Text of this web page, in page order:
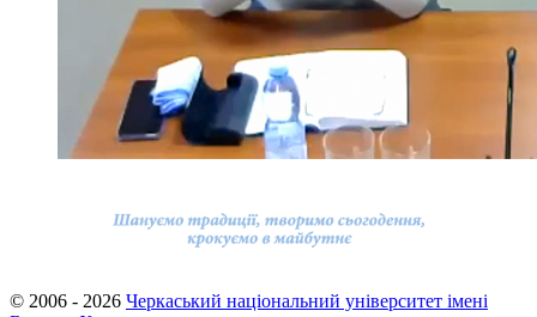
© 2006 - 2026 Черкаський національний університет імені